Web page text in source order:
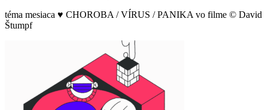
téma mesiaca ♥ CHOROBA / VÍRUS / PANIKA vo filme © David
Štumpf